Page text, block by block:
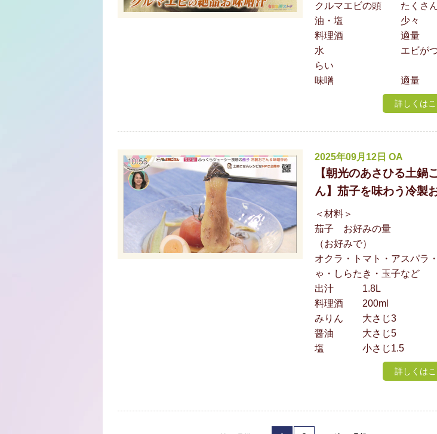
クルマエビの頭 たくさ
油・塩 少々
料理酒 適量
水 エビがつか
らい
味噌 適量
詳しくは
2025年09月12日 OA
【朝光のあさひる土鍋
ん】茄子を味わう冷製
＜材料＞
茄子 お好みの量
（お好みで）
オクラ・トマト・アスパラ
ゃ・しらたき・玉子
出汁 1.8L
料理酒 200ml
みりん 大さじ3
醤油 大さじ5
塩 小さじ1.5
詳しくは